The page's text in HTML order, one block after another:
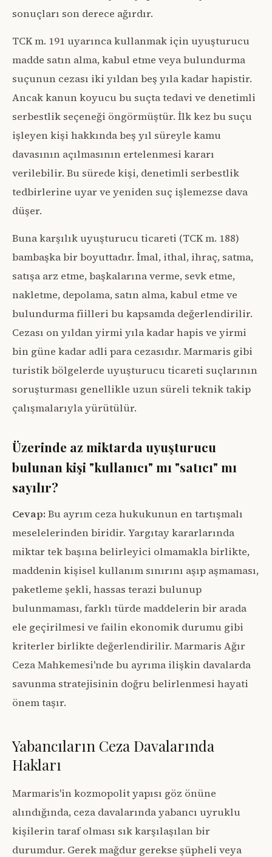
sonuçları son derece ağırdır.
TCK m. 191 uyarınca kullanmak için uyuşturucu
madde satın alma, kabul etme veya bulundurma
suçunun cezası iki yıldan beş yıla kadar hapistir.
Ancak kanun koyucu bu suçta tedavi ve denetimli
serbestlik seçeneği öngörmüştür. İlk kez bu suçu
işleyen kişi hakkında beş yıl süreyle kamu
davasının açılmasının ertelenmesi kararı
verilebilir. Bu sürede kişi, denetimli serbestlik
tedbirlerine uyar ve yeniden suç işlemezse dava
düşer.
Buna karşılık uyuşturucu ticareti (TCK m. 188)
bambaşka bir boyuttadır. İmal, ithal, ihraç, satma,
satışa arz etme, başkalarına verme, sevk etme,
nakletme, depolama, satın alma, kabul etme ve
bulundurma fiilleri bu kapsamda değerlendirilir.
Cezası on yıldan yirmi yıla kadar hapis ve yirmi
bin güne kadar adli para cezasıdır. Marmaris gibi
turistik bölgelerde uyuşturucu ticareti suçlarının
soruşturması genellikle uzun süreli teknik takip
çalışmalarıyla yürütülür.
Üzerinde az miktarda uyuşturucu
bulunan kişi "kullanıcı" mı "satıcı" mı
sayılır?
Cevap:Bu ayrım ceza hukukunun en tartışmalı
meselelerinden biridir. Yargıtay kararlarında
miktar tek başına belirleyici olmamakla birlikte,
maddenin kişisel kullanım sınırını aşıp aşmaması,
paketleme şekli, hassas terazi bulunup
bulunmaması, farklı türde maddelerin bir arada
ele geçirilmesi ve failin ekonomik durumu gibi
kriterler birlikte değerlendirilir. Marmaris Ağır
Ceza Mahkemesi'nde bu ayrıma ilişkin davalarda
savunma stratejisinin doğru belirlenmesi hayati
önem taşır.
Yabancıların Ceza Davalarında
Hakları
Marmaris'in kozmopolit yapısı göz önüne
alındığında, ceza davalarında yabancı uyruklu
kişilerin taraf olması sık karşılaşılan bir
durumdur. Gerek mağdur gerekse şüpheli veya